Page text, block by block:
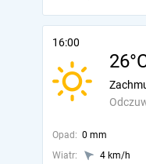
16:00
Opad: 0 mm
Wiatr:
4 km/h